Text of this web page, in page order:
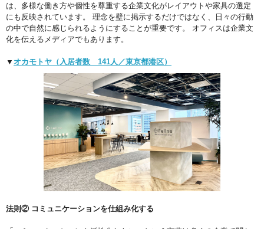
は、多様な働き方や個性を尊重する企業文化がレイアウトや家具の選定
にも反映されています。 理念を壁に掲示するだけではなく、日々の行動
の中で自然に感じられるようにすることが重要です。 オフィスは企業文
化を伝えるメディアでもあります。
▼ オカモトヤ（入居者数 141人／東京都港区）
法則② コミュニケーションを仕組み化する